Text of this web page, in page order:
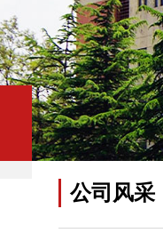
公司风采